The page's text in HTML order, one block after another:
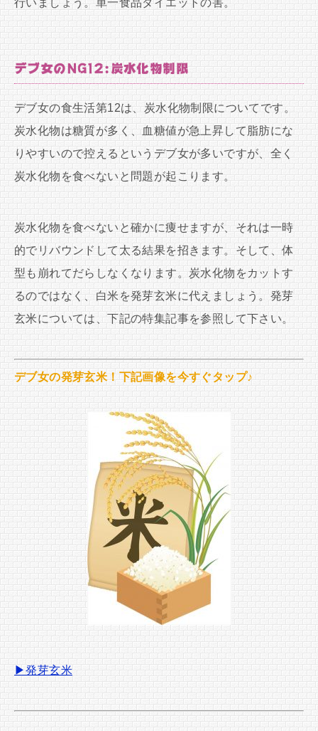
行いましょう。単一食品ダイエットの害。
デブ女のNG12:炭水化物制限
デブ女の食生活第12は、炭水化物制限についてです。
炭水化物は糖質が多く、血糖値が急上昇して脂肪にな
りやすいので控えるというデブ女が多いですが、全く
炭水化物を食べないと問題が起こります。
炭水化物を食べないと確かに痩せますが、それは一時
的でリバウンドして太る結果を招きます。そして、体
型も崩れてだらしなくなります。炭水化物をカットす
るのではなく、白米を発芽玄米に代えましょう。発芽
玄米については、下記の特集記事を参照して下さい。
デブ女の発芽玄米！下記画像を今すぐタップ♪
▶発芽玄米